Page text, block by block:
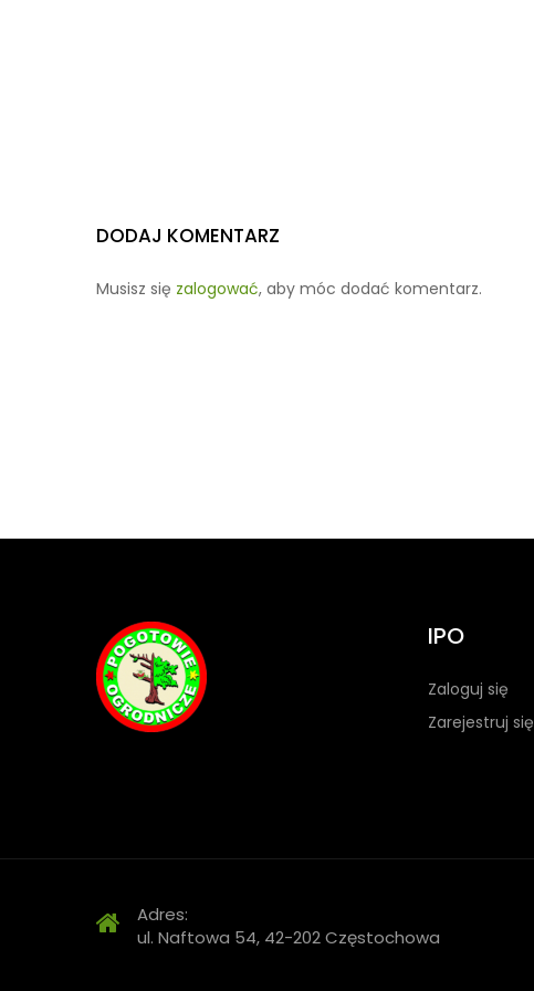
DODAJ KOMENTARZ
Musisz się zalogować, aby móc dodać komentarz.
IPO
Zaloguj się
Zarejestruj się
Adres:
ul. Naftowa 54, 42-202 Częstochowa